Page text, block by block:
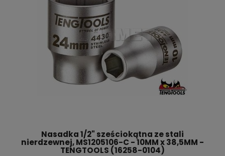
Nasadka 1/2" sześciokątna ze stali
nierdzewnej, MS1205106-C - 10MM x 38,5MM -
TENGTOOLS (16258-0104)